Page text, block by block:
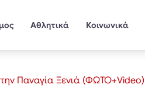
Αθλητικά Κοινωνικά
Παναγία Ξενιά (ΦΩΤΟ+Video)